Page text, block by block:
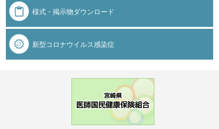
様式・掲示物ダウンロード
新型コロナウイルス感染症